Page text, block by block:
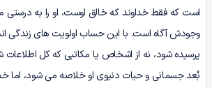
است که فقط خداوند که خالق اوست، او را به درستی
وجودش آگاه است. با این حساب اولویت های زندگی
پرسیده شود، نه از اشخاص یا مکاتبی که کل اطلاعات
بُعد جسمانی و حیات دنیوی او خلاصه می شود، اما